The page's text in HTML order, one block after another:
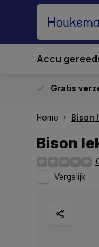
Accu
Gratis
Home Bison
Bison
Vergelijk